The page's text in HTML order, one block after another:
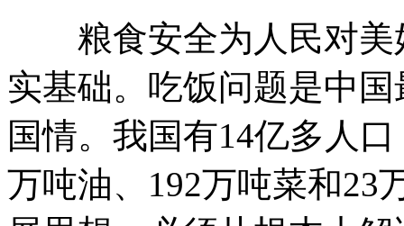
粮食安全为人民对美
实基础。吃饭问题是中
国情。我国有14亿多人
万吨油、192万吨菜和23